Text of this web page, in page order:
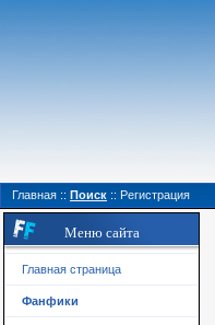
Главная :: Поиск :: Регистрация
Меню сайта
Главная страница
Фанфики